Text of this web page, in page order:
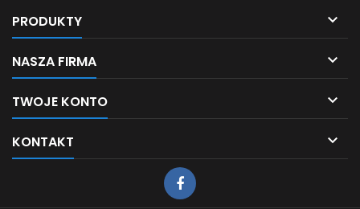
PRODUKTY 
NASZA FIRMA 
TWOJE KONTO 
KONTAKT 